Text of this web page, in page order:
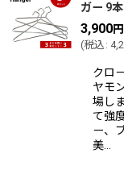
ガー 9
3,900円
(税込 :
クロ
ヤモ
場し
て強
ー、
美…